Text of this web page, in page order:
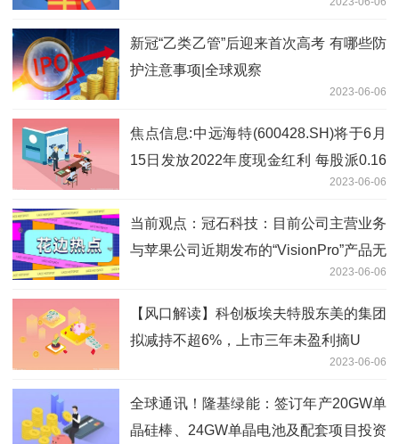
新冠“乙类乙管”后迎来首次高考 有哪些防
护注意事项|全球观察
2023-06-06
焦点信息:中远海特(600428.SH)将于6月
15日发放2022年度现金红利 每股派0.16
2023-06-06
当前观点：冠石科技：目前公司主营业务
与苹果公司近期发布的“VisionPro”产品无
2023-06-06
【风口解读】科创板埃夫特股东美的集团
拟减持不超6%，上市三年未盈利摘U
2023-06-06
全球通讯！隆基绿能：签订年产20GW单
晶硅棒、24GW单晶电池及配套项目投资